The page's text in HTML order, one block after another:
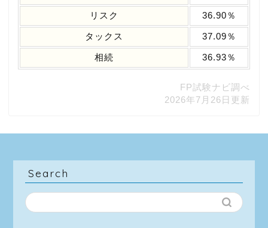
リスク 36.90％
タックス 37.09％
相続 36.93％
FP試験ナビ調べ
2026年7月26日更新
Search